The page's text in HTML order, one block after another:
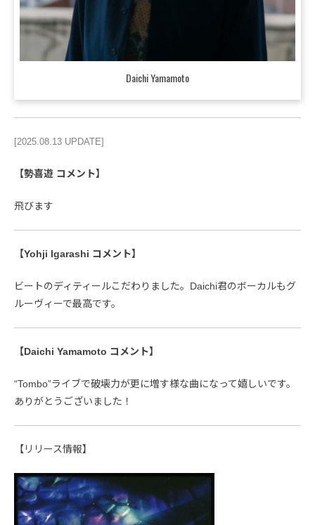
Daichi Yamamoto
[2025.08.13 UPDATE]
【勢喜遊 コメント】
飛びます
【Yohji Igarashi コメント】
ビートのディティールこだわりました。Daichi君のボーカルもグ
ルーヴィーで最高です。
【Daichi Yamamoto コメント】
“Tombo”ライブで破壊力が更に増す様な曲になって嬉しいです。
ありがとうございました！
【リリース情報】